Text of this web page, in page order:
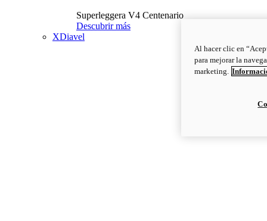
Superleggera V4 Centenario
Descubrir más
XDiavel
Al hacer clic en
para mejorar la
marketing.